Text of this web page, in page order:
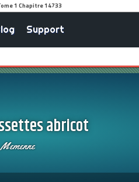
Support
abricot
Memenne